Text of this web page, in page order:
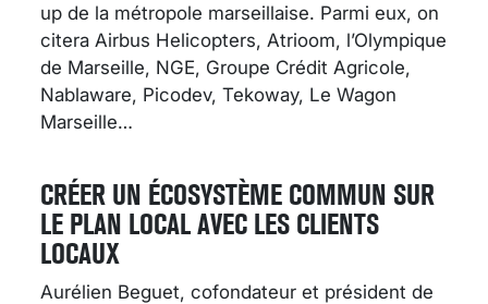
up de la métropole marseillaise. Parmi eux, on
citera Airbus Helicopters, Atrioom, l’Olympique
de Marseille, NGE, Groupe Crédit Agricole,
Nablaware, Picodev, Tekoway, Le Wagon
Marseille…
CRÉER UN ÉCOSYSTÈME COMMUN SUR
LE PLAN LOCAL AVEC LES CLIENTS
LOCAUX
Aurélien Beguet, cofondateur et président de